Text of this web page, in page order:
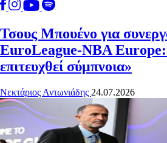
Τσους Μπουένο για
EuroLeague-NBA Europe:
επιτευχθεί σύμπνοια»
Νεκτάριος Αντωνιάδης 24.07.2026